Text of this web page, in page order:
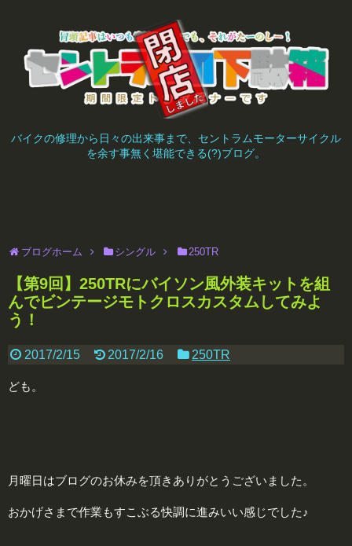
バイクの修理から日々の出来事まで、セントラムモーターサイクル
を余す事無く堪能できる(?)ブログ。
ブログホーム シングル 250TR
【第9回】250TRにバイソン風外装キットを組
んでビンテージモトクロスカスタムしてみよ
う！
2017/2/15 2017/2/16 250TR
ども。
月曜日はブログのお休みを頂きありがとうございました。
おかげさまで作業もすこぶる快調に進みいい感じでした♪